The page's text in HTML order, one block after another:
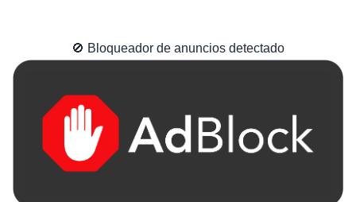
🚫 Bloqueador de anuncios detectado